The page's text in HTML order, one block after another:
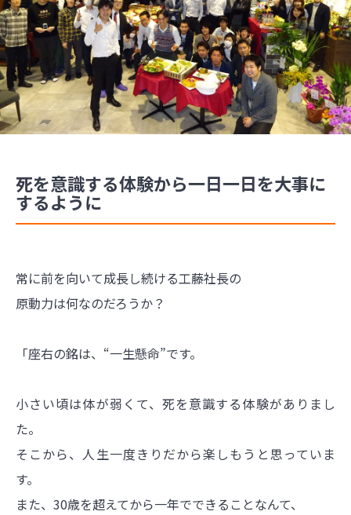
死を意識する体験から一日一日を大事に
するように
常に前を向いて成長し続ける工藤社長の
原動力は何なのだろうか？
「座右の銘は、“一生懸命”です。
小さい頃は体が弱くて、死を意識する体験がありまし
た。
そこから、人生一度きりだから楽しもうと思っていま
す。
また、30歳を超えてから一年でできることなんて、